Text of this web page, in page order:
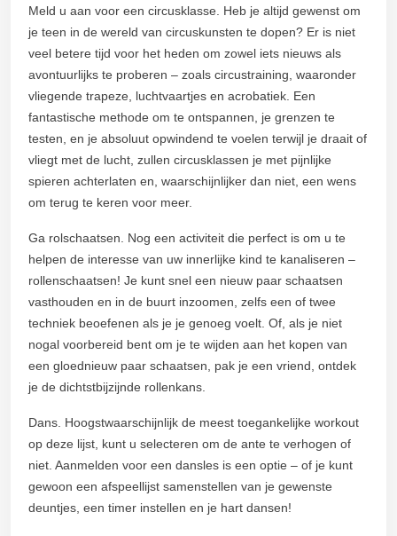
Meld u aan voor een circusklasse. Heb je altijd gewenst om
je teen in de wereld van circuskunsten te dopen? Er is niet
veel betere tijd voor het heden om zowel iets nieuws als
avontuurlijks te proberen – zoals circustraining, waaronder
vliegende trapeze, luchtvaartjes en acrobatiek. Een
fantastische methode om te ontspannen, je grenzen te
testen, en je absoluut opwindend te voelen terwijl je draait of
vliegt met de lucht, zullen circusklassen je met pijnlijke
spieren achterlaten en, waarschijnlijker dan niet, een wens
om terug te keren voor meer.
Ga rolschaatsen. Nog een activiteit die perfect is om u te
helpen de interesse van uw innerlijke kind te kanaliseren –
rollenschaatsen! Je kunt snel een nieuw paar schaatsen
vasthouden en in de buurt inzoomen, zelfs een of twee
techniek beoefenen als je je genoeg voelt. Of, als je niet
nogal voorbereid bent om je te wijden aan het kopen van
een gloednieuw paar schaatsen, pak je een vriend, ontdek
je de dichtstbijzijnde rollenkans.
Dans. Hoogstwaarschijnlijk de meest toegankelijke workout
op deze lijst, kunt u selecteren om de ante te verhogen of
niet. Aanmelden voor een dansles is een optie – of je kunt
gewoon een afspeellijst samenstellen van je gewenste
deuntjes, een timer instellen en je hart dansen!